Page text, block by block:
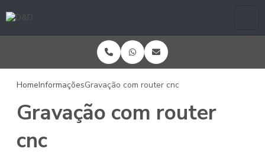
HomeInformaçõesGravação com router cnc
Gravação com router
cnc